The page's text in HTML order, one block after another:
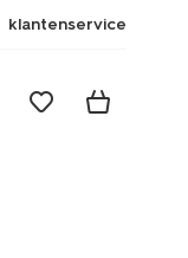
klantenservice